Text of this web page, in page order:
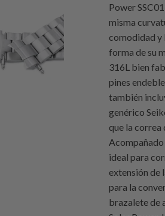
Power
misma
comodidad y
forma de su
316L bien
pines
también
genérico
que la correa
Acompañado
ideal para
extensión de
para la
brazalete de